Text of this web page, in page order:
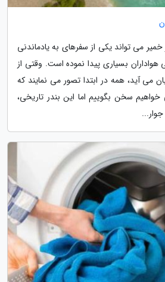
می تواند یکی از سفرهای به یادماندنی
هواداران بسیاری پیدا نموده است. وقتی از
می آید، همه در ابتدا تصور می نمایند که
سخن بگوییم اما این بندر تاریخی،